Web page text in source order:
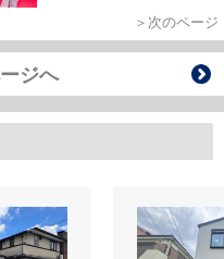
＞次のページ
ジへ